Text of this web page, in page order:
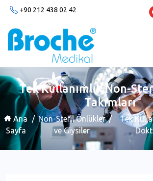
+90 212 438 02 42
Tek Kullanımlık Non-
Takımları
Ana
Sayfa
/ Non-Steril Önlükler
ve Giysiler
/
Tek